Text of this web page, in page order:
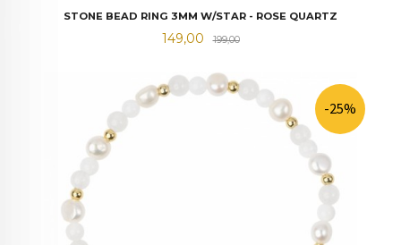
STONE BEAD RING 3MM W/STAR - ROSE QUARTZ
Tilbud
149,00 199,00Rabatt
-25%